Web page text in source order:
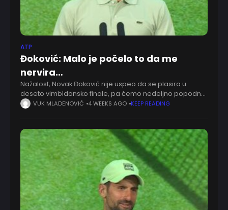
ATP
Đoković: Malo je počelo to da me
nervira…
Nažalost, Novak Đoković nije uspeo da se plasira u
deseto vimbldonsko finale, pa ćemo nedeljno popodne
nešto drugačije da provedemo. Stalno potenciramo na
VUK MLADENOVIĆ 4 WEEKS AGO KEEP READING